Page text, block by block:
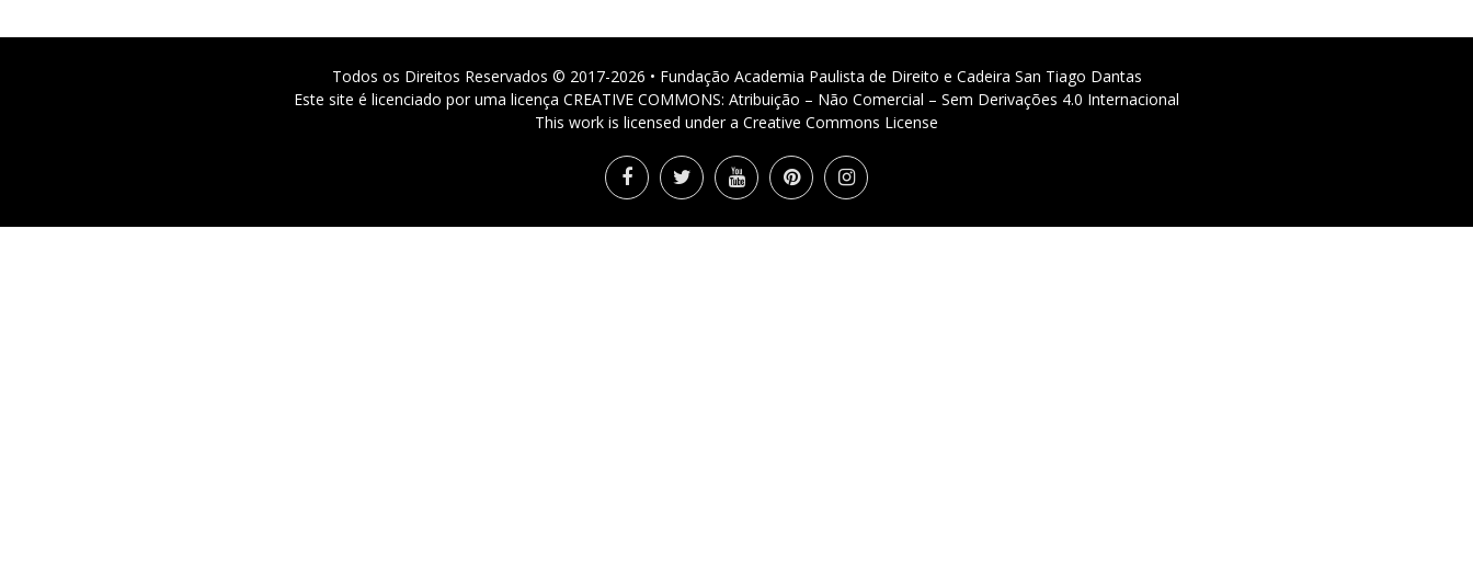
Todos os Direitos Reservados © 2017-2026 • Fundação Academia Paulista de Direito e Cadeira San Tiago Dantas
Este site é licenciado por uma licença CREATIVE COMMONS: Atribuição – Não Comercial – Sem Derivações 4.0 Internacional
This work is licensed under a Creative Commons License